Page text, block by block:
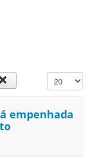
Exibir #
empenhada